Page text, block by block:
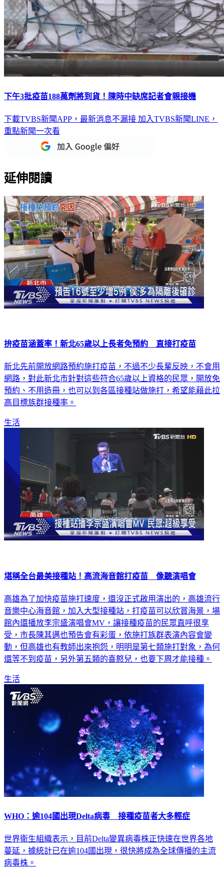
下午3批疫苗188萬劑將到貨！陳時中缺席記者會親接機
下載TVBS新聞APP，最新消息不漏接 加入TVBS新聞LINE，
重點新聞一次看
延伸閱讀
拚疫苗涵蓋率！新北65歲以上長者免預約 直接打疫苗
新北先前開放網路預約施打疫苗，不過不少長輩反映，不會用
網路，對此新北市針對這些符合65歲以上資格的民眾，開放免
預約、不用造冊，也可以到各區接種站做施打，希望能藉此拉
高目標族群接種率。
生活
堪稱全台最美接種站！高流海音館打疫苗 像聽演唱會
高雄為了加快疫苗施打速度，還沒正式啟用演出的，高雄流行
音樂中心海音館，加入大型接種站，打疫苗可以欣賞海景，場
館內還播放李宗盛演唱會MV，讓接種疫苗的民眾直呼很享
受，市長陳其邁也預告會有彩蛋，依施打族群表演內容會變
動，但高雄也有教師出來抱怨，明明是第七類施打對象，為何
還等不到疫苗，另外第五類的喜憨兒，也要下周才能接種。
生活
WHO：逾104國出現Delta病毒 接種疫苗者大多輕症
世界衛生組織表示，目前Delta變異病毒株正快速在世界各地
蔓延，據統計已在逾104國出現，很快將成為全球傳播的主流
病毒株。